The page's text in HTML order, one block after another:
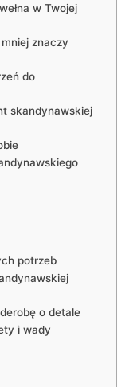
w Twojej
znaczy
do
skandynawskiej
potrzeb
o detale
i wady